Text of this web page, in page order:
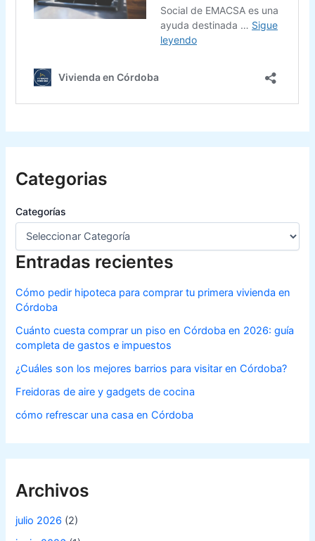
Categorias
Categorías
Entradas recientes
Cómo pedir hipoteca para comprar tu primera vivienda en
Córdoba
Cuánto cuesta comprar un piso en Córdoba en 2026: guía
completa de gastos e impuestos
¿Cuáles son los mejores barrios para visitar en Córdoba?
Freidoras de aire y gadgets de cocina
cómo refrescar una casa en Córdoba
Archivos
julio 2026 (2)